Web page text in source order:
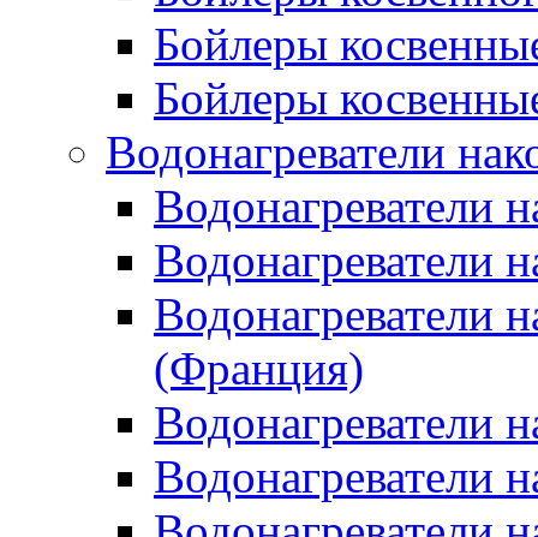
Бойлеры
Бойлеры
Водонагреватели
Водонагреватели
Водонагреватели
Водонагреватели
(Франция)
Водонагреватели
Водонагреватели